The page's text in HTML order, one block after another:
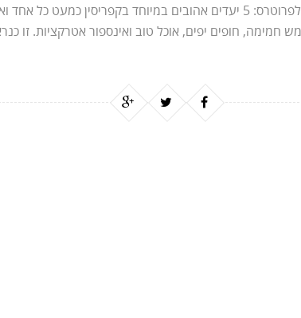
מפאפוס, דרך לרנקה ועד לפרוטרס: 5 יעדים אהובים במיוחד
חמימה, חופים יפים, אוכל טוב ואינספור אטרקציות. זו